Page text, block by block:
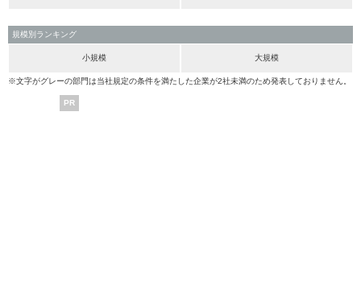
規模別ランキング
小規模 大規模
※文字がグレーの部門は当社規定の条件を満たした企業が2社未満のため発表しておりません。
PR